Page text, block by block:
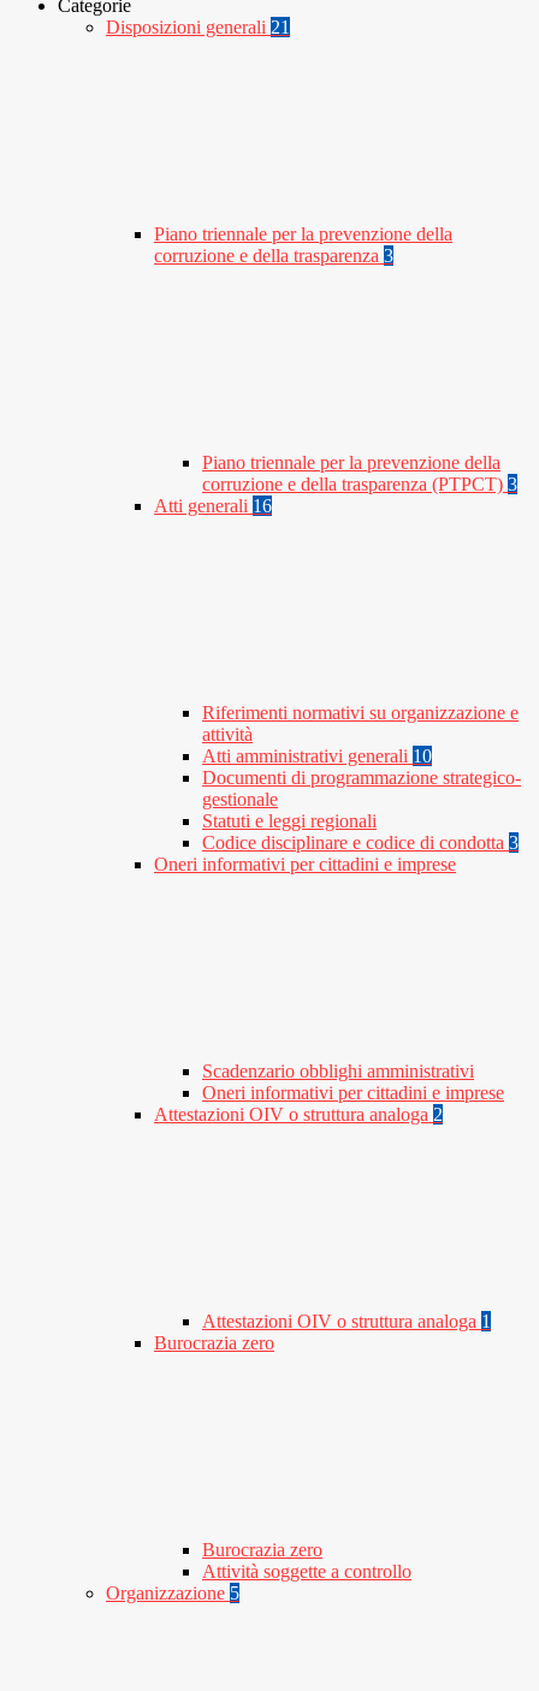
Categorie
Disposizioni generali 21
Piano triennale per la prevenzione della
corruzione e della trasparenza 3
Piano triennale per la prevenzione della
corruzione e della trasparenza (PTPCT) 3
Atti generali 16
Riferimenti normativi su organizzazione e
attività
Atti amministrativi generali 10
Documenti di programmazione strategico-
gestionale
Statuti e leggi regionali
Codice disciplinare e codice di condotta 3
Oneri informativi per cittadini e imprese
Scadenzario obblighi amministrativi
Oneri informativi per cittadini e imprese
Attestazioni OIV o struttura analoga 2
Attestazioni OIV o struttura analoga 1
Burocrazia zero
Burocrazia zero
Attività soggette a controllo
Organizzazione 5